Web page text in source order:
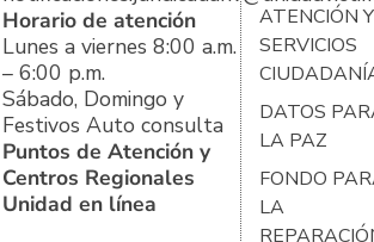
Horario de atención
Lunes a viernes 8:00 a.m.
– 6:00 p.m.
Sábado, Domingo y
Festivos Auto consulta
Puntos de Atención y
Centros Regionales
Unidad en línea
ATENCIÓN Y
SERVICIOS
DATOS
LA PAZ
FONDO
LA